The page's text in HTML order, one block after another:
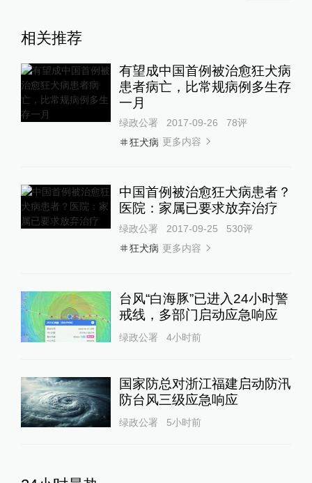
相关推荐
有望成中国首例被治愈狂犬病
患者病亡，比常规病例多生存
一月
绿政公署 2017-09-26 78评
狂犬病 更多内容
中国首例被治愈狂犬病患者？
医院：家属已要求放弃治疗
绿政公署 2017-09-25 530评
狂犬病 更多内容
台风“白海豚”已进入24小时警
戒线，多部门启动应急响应
绿政公署 4小时前
国家防总对浙江福建启动防汛
防台风三级应急响应
绿政公署 5小时前